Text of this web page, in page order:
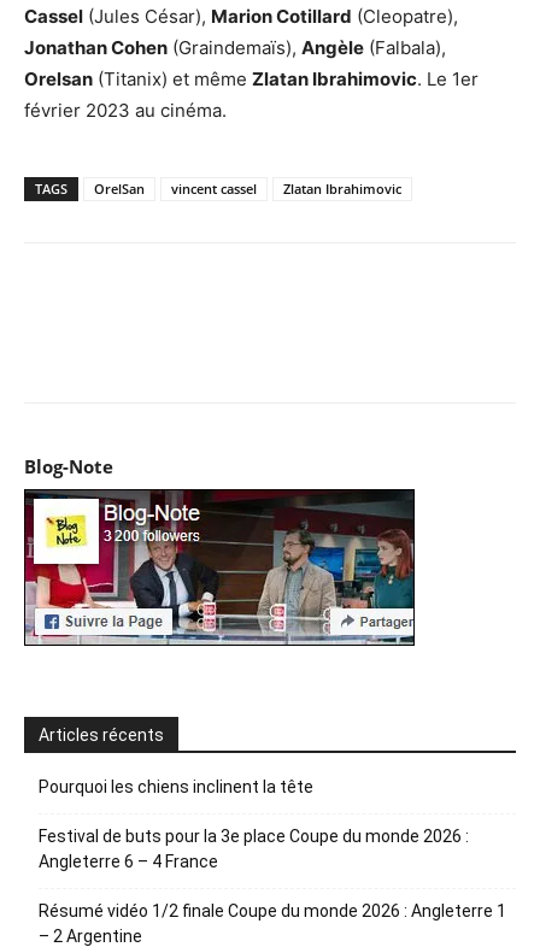
Cassel (Jules César), Marion Cotillard (Cleopatre),
Jonathan Cohen (Graindemaïs), Angèle (Falbala),
Orelsan (Titanix) et même Zlatan Ibrahimovic. Le 1er
février 2023 au cinéma.
TAGS OrelSan vincent cassel Zlatan Ibrahimovic
Blog-Note
Articles récents
Pourquoi les chiens inclinent la tête
Festival de buts pour la 3e place Coupe du monde 2026 :
Angleterre 6 – 4 France
Résumé vidéo 1/2 finale Coupe du monde 2026 : Angleterre 1
– 2 Argentine